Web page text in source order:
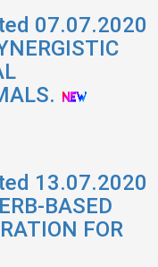
07.07.2020
13.07.2020
BASED
FOR